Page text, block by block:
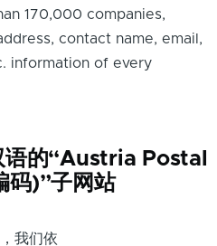
170,000 companies,
contact name, email,
information of every
语的“Austria Postal
码)”子网站
我们依